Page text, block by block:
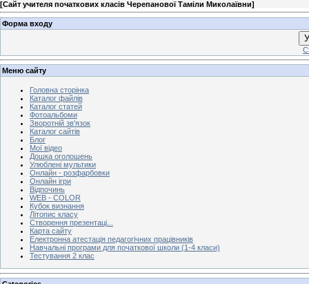
[Сайт учителя початкових класів Черепанової Таміли Миколаївни]
Форма входу
Меню сайту
Головна сторінка
Каталог файлів
Каталог статей
Фотоальбоми
Зворотній зв'язок
Каталог сайтів
Блог
Мої відео
Дошка оголошень
Улюблені мультики
Онлайн - розфарбовки
Онлайн ігри
Відпочинь
WEB - COLOR
Кубок визнання
Літопис класу
Створення презентаці...
Карта сайту
Електронна атестація педагогічних працівників
Навчальні програми для початкової школи (1-4 класи)
Тестування 2 клас